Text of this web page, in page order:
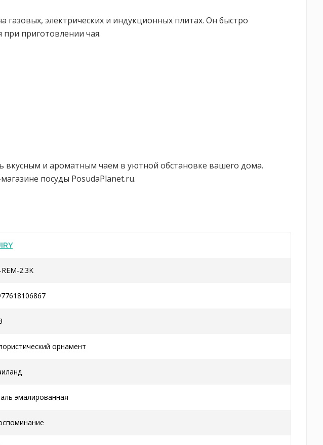
электрических и индукционных плитах. Он быстро
приготовлении чая.
вкусным и ароматным чаем в уютной обстановке вашего дома.
посуды PosudaPlanet.ru.
REM-2.3K
орнамент
эмалированная